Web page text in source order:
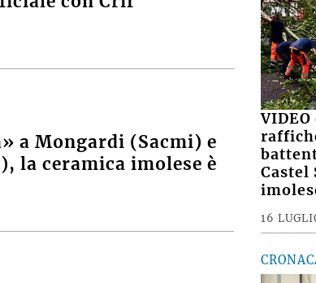
a Mongardi (Sacmi) e
la ceramica imolese è
Castel
16